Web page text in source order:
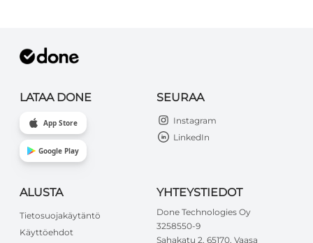
LATAA DONE
App Store
Google Play
SEURAA
Instagram
LinkedIn
ALUSTA
Tietosuojakäytäntö
Käyttöehdot
YHTEYSTIEDOT
Done Technologies Oy
3258550-9
Sahakatu 2, 65170, Vaasa